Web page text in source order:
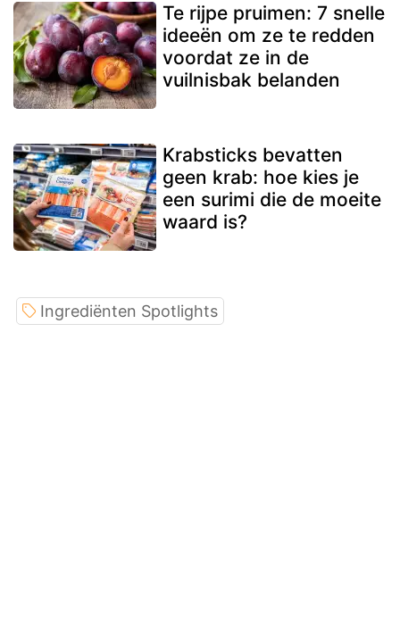
Te rijpe pruimen: 7 snelle
ideeën om ze te redden
voordat ze in de
vuilnisbak belanden
Krabsticks bevatten
geen krab: hoe kies je
een surimi die de moeite
waard is?
Ingrediënten Spotlights